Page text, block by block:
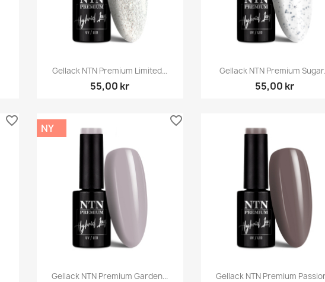
Snabbvy
Gellack NTN Premium Limited...
55,00 kr
Snabbvy
Gellack NTN Premium
55,00 kr
favorite_border
Snabbvy
Gellack NTN Premium Garden...
NY
favorite_border
Snabbvy
Gellack NTN Premium